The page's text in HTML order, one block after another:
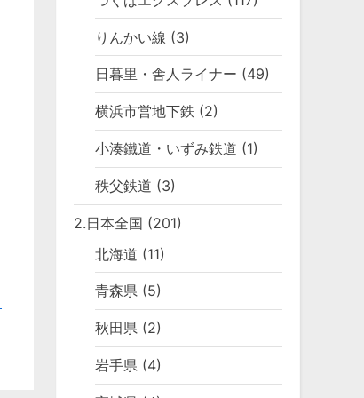
りんかい線 (3)
日暮里・舎人ライナー (49)
横浜市営地下鉄 (2)
小湊鐵道・いずみ鉄道 (1)
秩父鉄道 (3)
2.日本全国 (201)
北海道 (11)
青森県 (5)
秋田県 (2)
岩手県 (4)